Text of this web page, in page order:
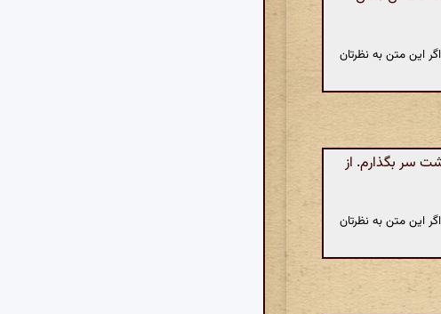
این متن به نظرتان
سر بگذارم. از
این متن به نظرتان